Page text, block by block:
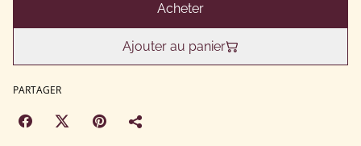
Acheter
Ajouter au panier
PARTAGER